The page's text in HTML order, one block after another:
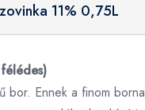
11% 0,75L
bor. Ennek a finom